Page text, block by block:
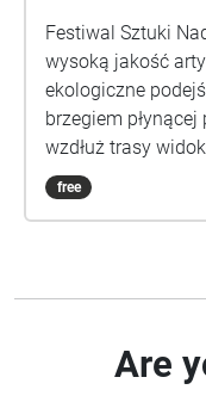
Festiwal Sztuki
wysoką jakość
ekologiczne
brzegiem
wzdłuż trasy
Starego Miasta. Wśród zieleni, niczym w letniej
galerii sztuki na
zrealizowane
dialog z
free
Are